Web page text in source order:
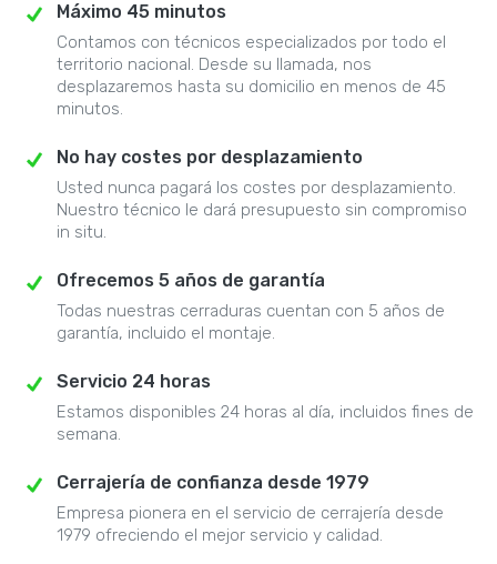
Máximo 45 minutos
Contamos con técnicos especializados por todo el
territorio nacional. Desde su llamada, nos
desplazaremos hasta su domicilio en menos de 45
minutos.
No hay costes por desplazamiento
Usted nunca pagará los costes por desplazamiento.
Nuestro técnico le dará presupuesto sin compromiso
in situ.
Ofrecemos 5 años de garantía
Todas nuestras cerraduras cuentan con 5 años de
garantía, incluido el montaje.
Servicio 24 horas
Estamos disponibles 24 horas al día, incluidos fines de
semana.
Cerrajería de confianza desde 1979
Empresa pionera en el servicio de cerrajería desde
1979 ofreciendo el mejor servicio y calidad.